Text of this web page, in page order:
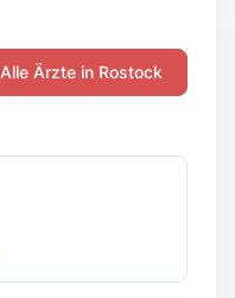
Alle Ärzte in Rostock